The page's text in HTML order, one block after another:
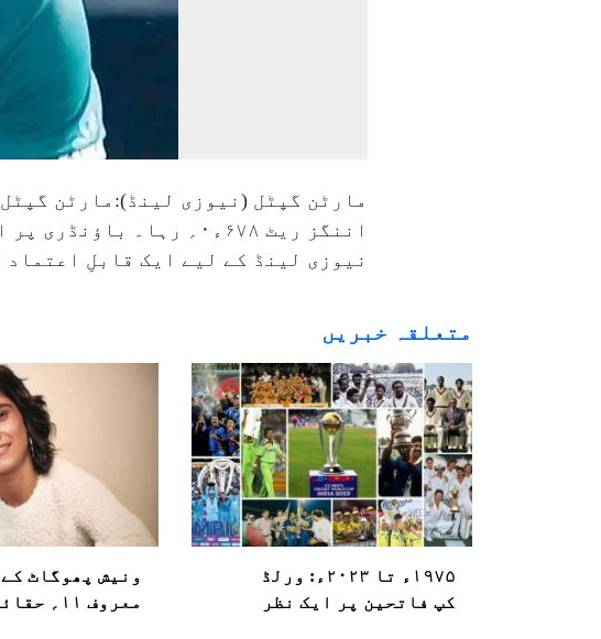
اننگز ریٹ ۶۷۸ء۰؍
نیوزی لینڈ کے لیے ایک قابلِ اعتماد
متعلقہ خبریں
ونیش پھوگاٹ
معروف ۱۱؍ حقائق
۱۹۷۵ء تا ۲۰۲۳ء: ورلڈ
کپ فاتحین پر ایک نظر